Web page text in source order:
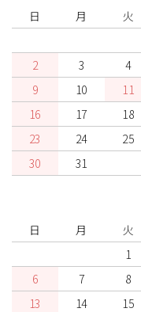
日 月 火
2
3 4
9
10 11
16
17 18
23
24 25
30
31
日 月 火
1
6
7 8
13
14 15